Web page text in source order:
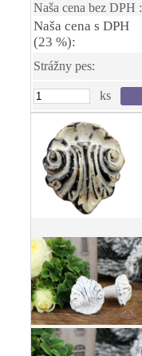
Naša cena bez DPH :
Naša cena s DPH
(23 %):
Strážny pes:
ks